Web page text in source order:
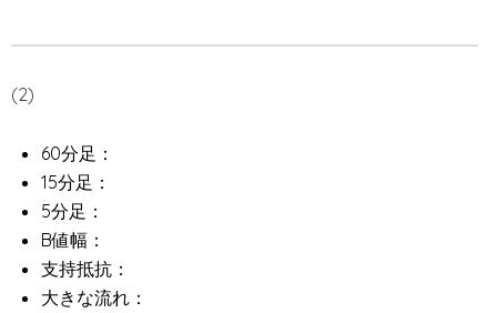
(2)
60分足：
15分足：
5分足：
B値幅：
支持抵抗：
大きな流れ：